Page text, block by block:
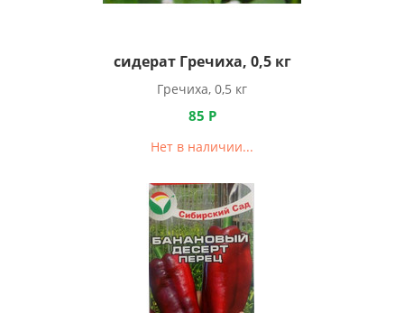
сидерат Гречиха, 0,5 кг
Гречиха, 0,5 кг
85 Р
Нет в наличии...